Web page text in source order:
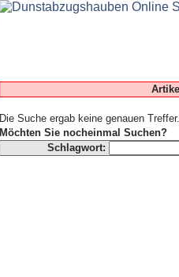
Die Suche ergab keine genauen Treffer.
Möchten Sie nocheinmal Suchen?
Schlagwort: